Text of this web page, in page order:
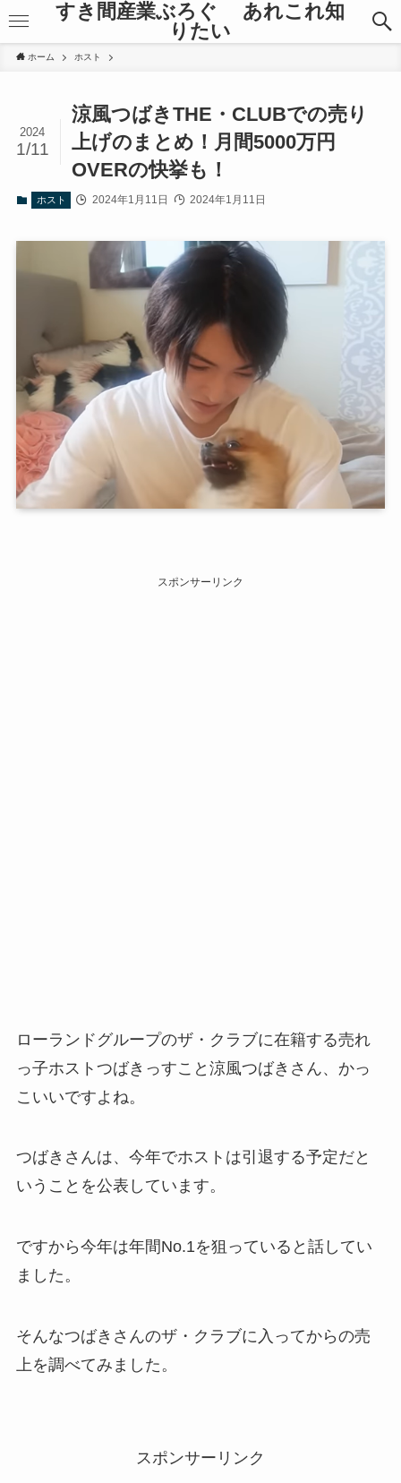
すき間産業ぶろぐ あれこれ知
りたい
ホーム ホスト
涼風つばきTHE・CLUBでの売り
上げのまとめ！月間5000万円
OVERの快挙も！
2024
1/11
ホスト 2024年1月11日 2024年1月11日
スポンサーリンク
ローランドグループのザ・クラブに在籍する売れ
っ子ホストつばきっすこと涼風つばきさん、かっ
こいいですよね。
つばきさんは、今年でホストは引退する予定だと
いうことを公表しています。
ですから今年は年間No.1を狙っていると話してい
ました。
そんなつばきさんのザ・クラブに入ってからの売
上を調べてみました。
スポンサーリンク